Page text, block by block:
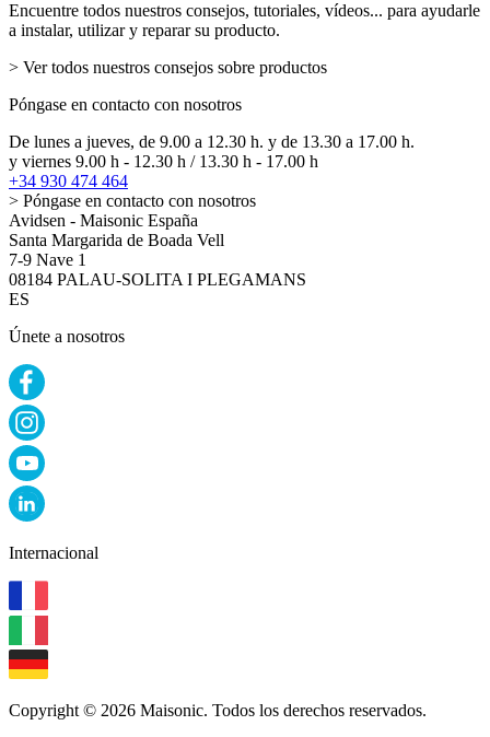
Encuentre todos nuestros consejos, tutoriales, vídeos... para ayudarle
a instalar, utilizar y reparar su producto.
> Ver todos nuestros consejos sobre productos
Póngase en contacto con nosotros
De lunes a jueves, de 9.00 a 12.30 h. y de 13.30 a 17.00 h.
y viernes 9.00 h - 12.30 h / 13.30 h - 17.00 h
+34 930 474 464
> Póngase en contacto con nosotros
Avidsen - Maisonic España
Santa Margarida de Boada Vell
7-9 Nave 1
08184 PALAU-SOLITA I PLEGAMANS
ES
Únete a nosotros
Internacional
Copyright © 2026 Maisonic. Todos los derechos reservados.